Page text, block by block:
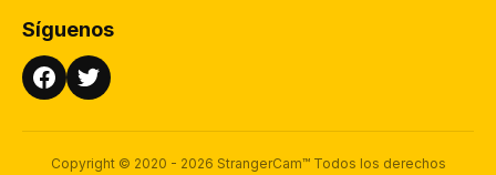
Síguenos
Copyright © 2020 - 2026 StrangerCam™ Todos los derechos